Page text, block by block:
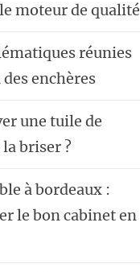
moteur de qualité
réunies
enchères
une tuile de
briser ?
à bordeaux :
le bon cabinet en